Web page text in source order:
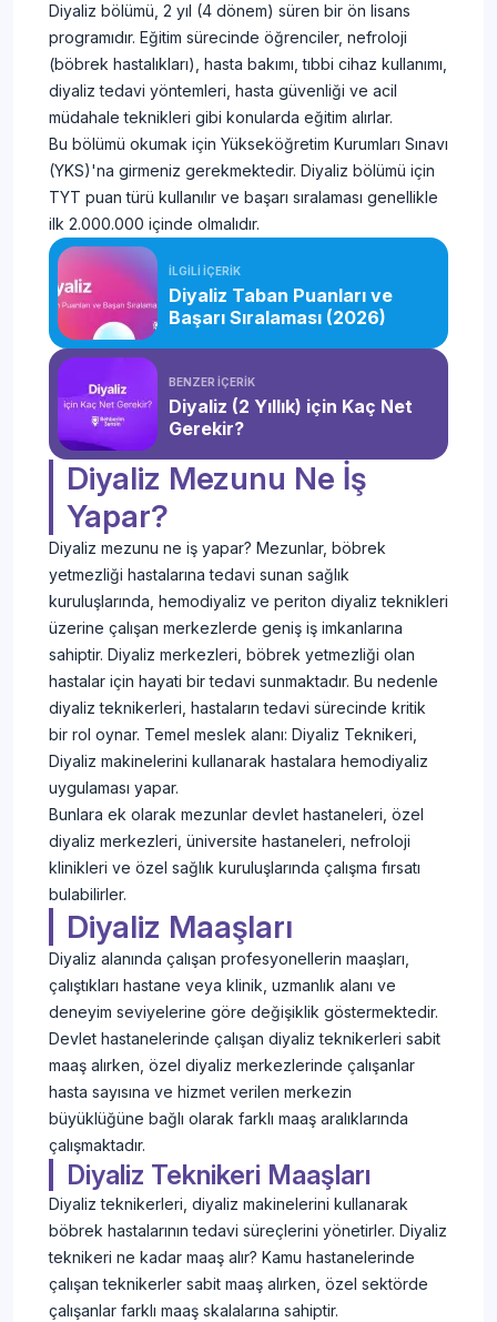
Diyaliz bölümü, 2 yıl (4 dönem) süren bir ön lisans
programıdır. Eğitim sürecinde öğrenciler, nefroloji
(böbrek hastalıkları), hasta bakımı, tıbbi cihaz kullanımı,
diyaliz tedavi yöntemleri, hasta güvenliği ve acil
müdahale teknikleri gibi konularda eğitim alırlar.
Bu bölümü okumak için Yükseköğretim Kurumları Sınavı
(YKS)'na girmeniz gerekmektedir. Diyaliz bölümü için
TYT puan türü kullanılır ve başarı sıralaması genellikle
ilk 2.000.000 içinde olmalıdır.
İLGİLİ İÇERİK
Diyaliz Taban Puanları ve
Başarı Sıralaması (2026)
BENZER İÇERİK
Diyaliz (2 Yıllık) için Kaç Net
Gerekir?
Diyaliz Mezunu Ne İş
Yapar?
Diyaliz mezunu ne iş yapar? Mezunlar, böbrek
yetmezliği hastalarına tedavi sunan sağlık
kuruluşlarında, hemodiyaliz ve periton diyaliz teknikleri
üzerine çalışan merkezlerde geniş iş imkanlarına
sahiptir. Diyaliz merkezleri, böbrek yetmezliği olan
hastalar için hayati bir tedavi sunmaktadır. Bu nedenle
diyaliz teknikerleri, hastaların tedavi sürecinde kritik
bir rol oynar. Temel meslek alanı: Diyaliz Teknikeri,
Diyaliz makinelerini kullanarak hastalara hemodiyaliz
uygulaması yapar.
Bunlara ek olarak mezunlar devlet hastaneleri, özel
diyaliz merkezleri, üniversite hastaneleri, nefroloji
klinikleri ve özel sağlık kuruluşlarında çalışma fırsatı
bulabilirler.
Diyaliz Maaşları
Diyaliz alanında çalışan profesyonellerin maaşları,
çalıştıkları hastane veya klinik, uzmanlık alanı ve
deneyim seviyelerine göre değişiklik göstermektedir.
Devlet hastanelerinde çalışan diyaliz teknikerleri sabit
maaş alırken, özel diyaliz merkezlerinde çalışanlar
hasta sayısına ve hizmet verilen merkezin
büyüklüğüne bağlı olarak farklı maaş aralıklarında
çalışmaktadır.
Diyaliz Teknikeri Maaşları
Diyaliz teknikerleri, diyaliz makinelerini kullanarak
böbrek hastalarının tedavi süreçlerini yönetirler. Diyaliz
teknikeri ne kadar maaş alır? Kamu hastanelerinde
çalışan teknikerler sabit maaş alırken, özel sektörde
çalışanlar farklı maaş skalalarına sahiptir.